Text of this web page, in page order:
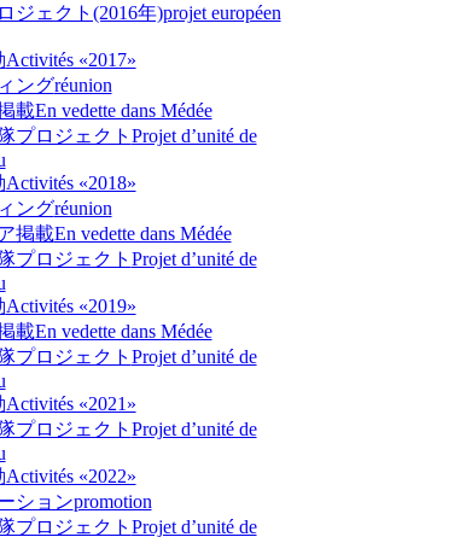
ジェクト(2016年)projet européen
Activités «2017»
ングréunion
載En vedette dans Médée
プロジェクト Projet d’unité de
Activités «2018»
ングréunion
掲載En vedette dans Médée
プロジェクト Projet d’unité de
Activités «2019»
載En vedette dans Médée
プロジェクト Projet d’unité de
Activités «2021»
プロジェクト Projet d’unité de
Activités «2022»
ションpromotion
プロジェクト Projet d’unité de